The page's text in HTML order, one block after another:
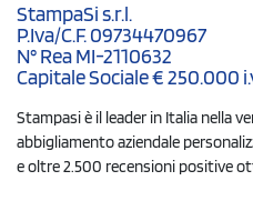
StampaSi s.r.l.
P.Iva/C.F. 09734470967
N° Rea MI-2110632
Capitale Sociale € 250.000
Stampasi è il leader in Italia nella
abbigliamento aziendale
e oltre 2.500 recensioni positive